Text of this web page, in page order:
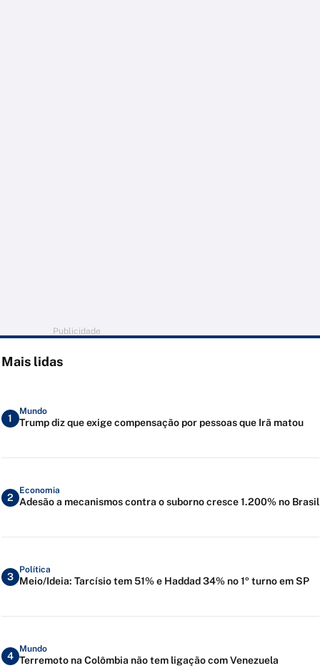
Publicidade
Mais lidas
1
Mundo
Trump diz que exige compensação por pessoas que Irã matou
2
Economia
Adesão a mecanismos contra o suborno cresce 1.200% no Brasil
3
Política
Meio/Ideia: Tarcísio tem 51% e Haddad 34% no 1º turno em SP
4
Mundo
Terremoto na Colômbia não tem ligação com Venezuela